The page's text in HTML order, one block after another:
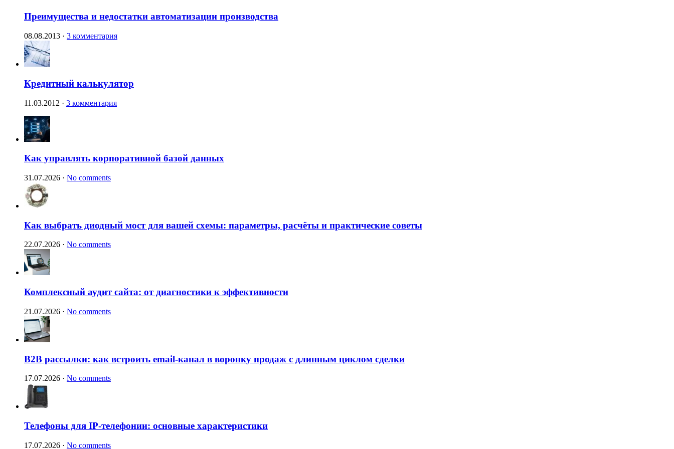
Преимущества и недостатки автоматизации производства
08.08.2013 · 3 комментария
Кредитный калькулятор
11.03.2012 · 3 комментария
Как управлять корпоративной базой данных
31.07.2026 · No comments
Как выбрать диодный мост для вашей схемы: параметры, расчёты и практические советы
22.07.2026 · No comments
Комплексный аудит сайта: от диагностики к эффективности
21.07.2026 · No comments
B2B рассылки: как встроить email-канал в воронку продаж с длинным циклом сделки
17.07.2026 · No comments
Телефоны для IP-телефонии: основные характеристики
17.07.2026 · No comments